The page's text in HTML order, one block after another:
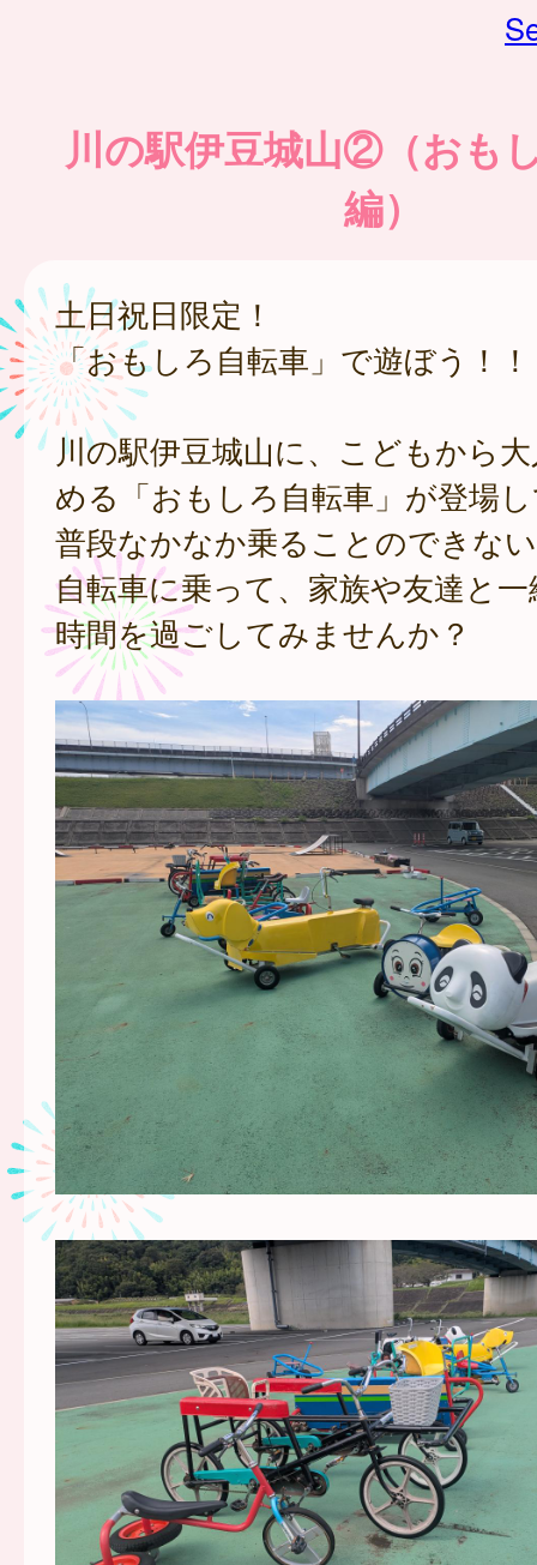
川の駅伊豆城山②（おも
編）
土日祝日限定！
「おもしろ自転車」で遊ぼう！！
川の駅伊豆城山に、こどもから
める「おもしろ自転車」が登場
普段なかなか乗ることのできな
自転車に乗って、家族や友達と
時間を過ごしてみませんか？